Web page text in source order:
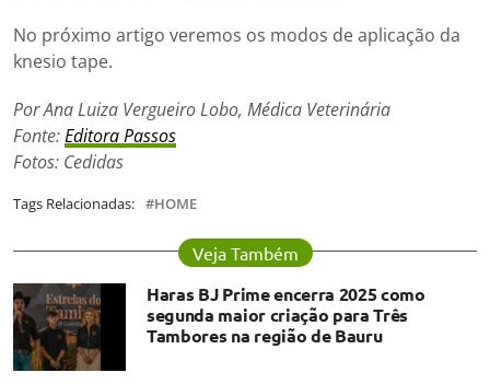
No próximo artigo veremos os modos de aplicação da
knesio tape.
Por Ana Luiza Vergueiro Lobo, Médica Veterinária
Fonte:Editora Passos
Fotos: Cedidas
Tags Relacionadas: HOME
Veja Também
Haras BJ Prime encerra 2025 como
segunda maior criação para Três
Tambores na região de Bauru